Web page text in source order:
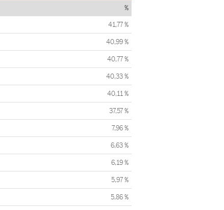
%
41,77 %
40,99 %
40,77 %
40,33 %
40,11 %
37,57 %
7,96 %
6,63 %
6,19 %
5,97 %
5,86 %